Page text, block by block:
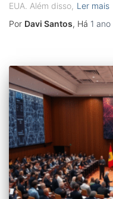
EUA. Além disso, Ler mais
Por Davi Santos, Há 1 ano